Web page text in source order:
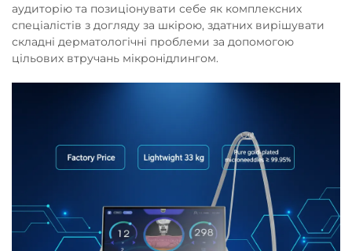
аудиторію та позиціонувати себе як комплексних
спеціалістів з догляду за шкірою, здатних вирішувати
складні дерматологічні проблеми за допомогою
цільових втручань мікронідлингом.